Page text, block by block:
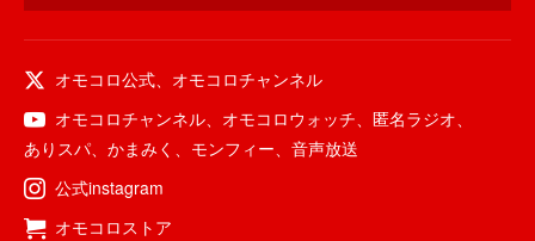
オモコロ公式、 オモコロチャンネル
オモコロチャンネル、 オモコロウォッチ、 匿名ラジオ、
ありスパ、 かまみく 、 モンフィー、 音声放送
公式instagram
オモコロストア